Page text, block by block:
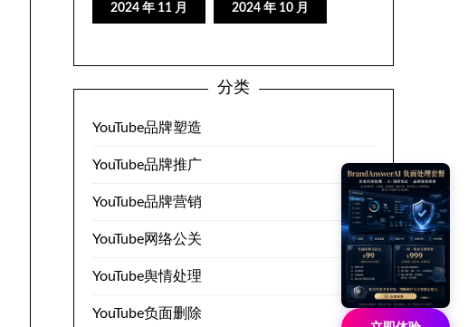
2024 年 11 月 2024 年 10 月
分类
YouTube品牌塑造
YouTube品牌推广
YouTube品牌营销
YouTube网络公关
YouTube舆情处理
YouTube负面删除